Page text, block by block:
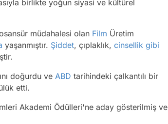
birlikte yoğun siyasi ve kültürel
müdahalesi olan Film Üretim
yaşanmıştır. Şiddet, çıplaklık, cinsellik gibi
doğurdu ve ABD tarihindeki çalkantılı bir
etti.
Akademi Ödülleri'ne aday gösterilmiş ve